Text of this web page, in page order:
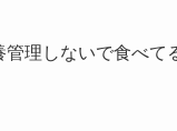
理しないで食べて